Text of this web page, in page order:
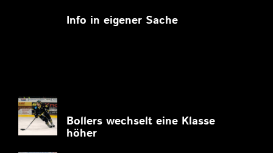
Info in eigener Sache
Bollers wechselt eine Klasse
höher